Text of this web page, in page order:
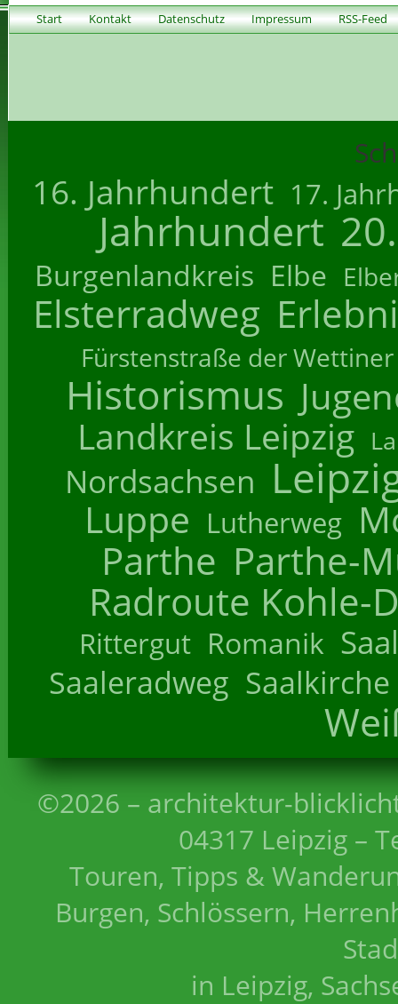
Start Kontakt Datenschutz Impressum RSS-Feed
16. Jahrhundert 17.
Jahrhundert
Burgenlandkreis Elbe
Elsterradweg
Fürstenstraße der Wettiner
Historismus
Landkreis Leipzig
Nordsachsen
Luppe Lutherweg
Parthe Parthe-
Radroute Kohle-
Rittergut Romanik
Saaleradweg Saalkirche
©2026 – architektur-
04317 Leipzig –
Touren, Tipps &
Burgen, Schlössern,
in Leipzig,